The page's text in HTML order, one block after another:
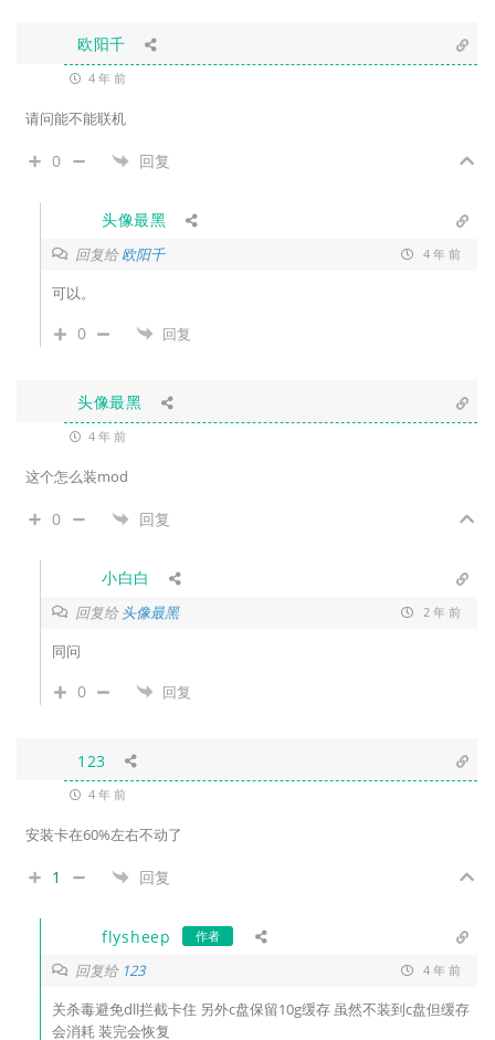
欧阳千
4 年 前
请问能不能联机
0 回复
头像最黑
回复给欧阳千 4 年 前
可以。
0 回复
头像最黑
4 年 前
这个怎么装mod
0 回复
小白白
回复给头像最黑 2 年 前
同问
0 回复
123
4 年 前
安装卡在60%左右不动了
1 回复
flysheep 作者
回复给 123 4 年 前
关杀毒避免dll拦截卡住 另外c盘保留10g缓存 虽然不装到c盘但缓存
会消耗 装完会恢复